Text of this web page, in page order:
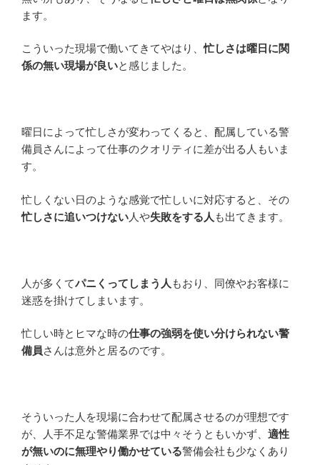
ます。
こういった現場で働いてきてやはり、忙しさは曜日に関
係の無い現場が良いと感じました。
曜日によって忙しさが変わってくると、配属している警
備員さんによって仕事のクオリティに差が出る人もいま
す。
忙しくない日のような感覚で忙しいに対応すると、その
忙しさに追いつけない人や失敗をする人 も出てきます。
人が多くてパニくってしまう人 もおり、同僚やお客様に
迷惑を掛けてしまいます。
忙しい時とヒマな時の仕事の強弱を使い分けられない警
備員さんは意外と居るのです。
そういった人を現場に合わせて配属させるのが理想です
が、人手不足な警備業界では中々そうともいかず、 適性
が無いのに無理やり働かせている警備会社も少なくあり